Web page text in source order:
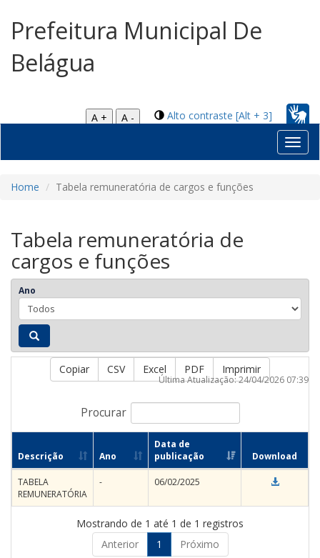
Prefeitura Municipal De
Belágua
Alto contraste [Alt + 3]
A +
A -
Home Tabela remuneratória de cargos e funções
Tabela remuneratória de
cargos e funções
Ano
Copiar CSV Excel PDF Imprimir
Procurar
Última Atualização: 24/04/2026 07:39
Descrição Ano
Data de
publicação
Download
TABELA
REMUNERATÓRIA
- 06/02/2025
Mostrando de 1 até 1 de 1 registros
Anterior
1 Próximo